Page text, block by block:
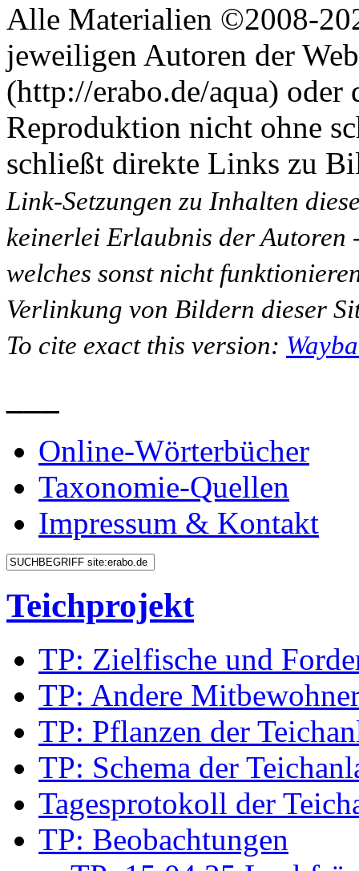
Alle Materialien ©2008-
jeweiligen Autoren der
(http://erabo.de/aqua) oder
Reproduktion nicht ohne
schließt direkte Links zu
Link-Setzungen zu Inhalten
keinerlei Erlaubnis der Autoren
welches sonst nicht
Verlinkung von Bildern dieser
To cite exact this version:
Online-Wörterbücher
Taxonomie-Quellen
Impressum & Kontakt
Teichprojekt
TP: Zielfische und
TP: Andere
TP: Pflanzen der
TP: Schema der
Tagesprotokoll der
TP: Beobachtungen